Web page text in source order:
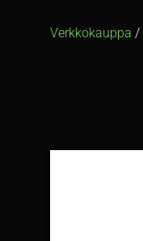
Verkkokauppa /